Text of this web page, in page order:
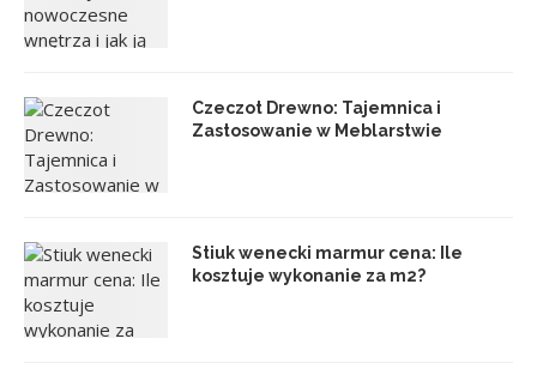
Czeczot Drewno: Tajemnica i
Zastosowanie w Meblarstwie
Stiuk wenecki marmur cena: Ile
kosztuje wykonanie za m2?